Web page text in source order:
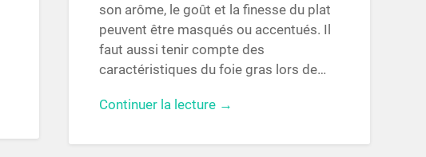
son arôme, le goût et la finesse du plat
peuvent être masqués ou accentués. Il
faut aussi tenir compte des
caractéristiques du foie gras lors de…
Continuer la lecture →